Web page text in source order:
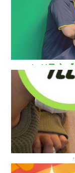
ひいらぎ足立
How nice（ハ